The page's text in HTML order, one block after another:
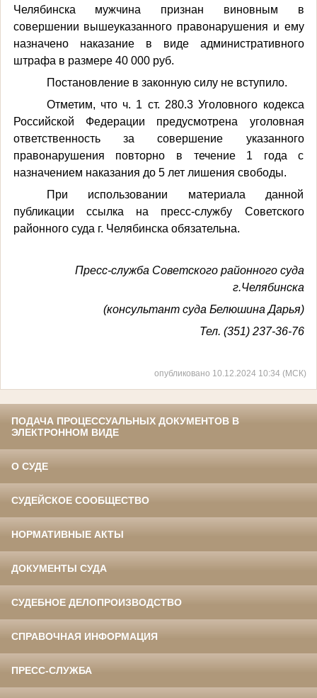
Челябинска мужчина признан виновным в
совершении вышеуказанного правонарушения и ему
назначено наказание в виде административного
штрафа в размере 40 000 руб.
Постановление в законную силу не вступило.
Отметим, что ч. 1 ст. 280.3 Уголовного кодекса
Российской Федерации предусмотрена уголовная
ответственность за совершение указанного
правонарушения повторно в течение 1 года с
назначением наказания до 5 лет лишения свободы.
При использовании материала данной
публикации ссылка на пресс-службу Советского
районного суда г. Челябинска обязательна.
Пресс-служба Советского районного суда
г.Челябинска
(консультант суда Белюшина Дарья)
Тел. (351) 237-36-76
опубликовано 10.12.2024 10:34 (МСК)
ПОДАЧА ПРОЦЕССУАЛЬНЫХ ДОКУМЕНТОВ В
ЭЛЕКТРОННОМ ВИДЕ
О СУДЕ
СУДЕЙСКОЕ СООБЩЕСТВО
НОРМАТИВНЫЕ АКТЫ
ДОКУМЕНТЫ СУДА
СУДЕБНОЕ ДЕЛОПРОИЗВОДСТВО
СПРАВОЧНАЯ ИНФОРМАЦИЯ
ПРЕСС-СЛУЖБА